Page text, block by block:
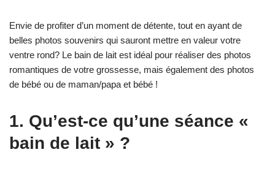
Envie de profiter d’un moment de détente, tout en ayant de
belles photos souvenirs qui sauront mettre en valeur votre
ventre rond? Le bain de lait est idéal pour réaliser des photos
romantiques de votre grossesse, mais également des photos
de bébé ou de maman/papa et bébé !
1. Qu’est-ce qu’une séance «
bain de lait » ?